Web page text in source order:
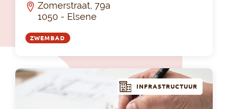
Zomerstraat, 79a
1050 - Elsene
ZWEMBAD
INFRASTRUCTUUR